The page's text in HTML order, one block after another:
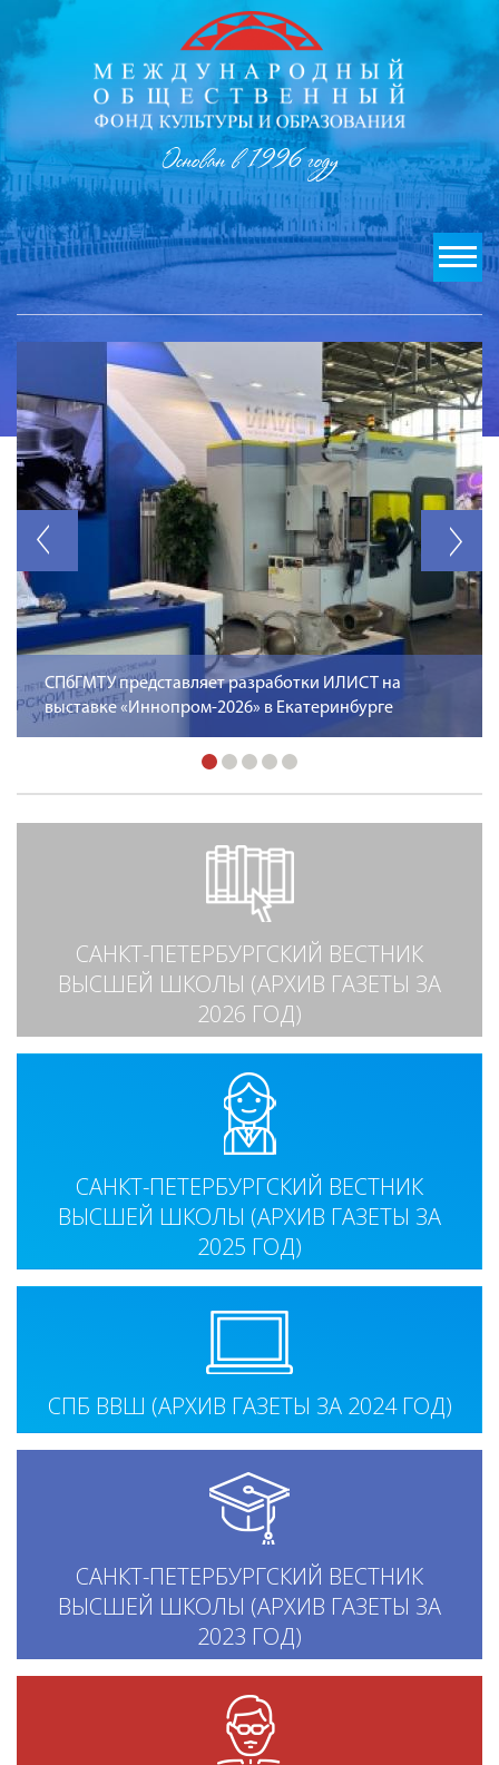
Основан в 1996 году
СПбГМТУ представляет разработки ИЛИСТ на
выставке «Иннопром-2026» в Екатеринбурге
САНКТ-ПЕТЕРБУРГСКИЙ ВЕСТНИК
ВЫСШЕЙ ШКОЛЫ (АРХИВ ГАЗЕТЫ ЗА
2026 ГОД)
САНКТ-ПЕТЕРБУРГСКИЙ ВЕСТНИК
ВЫСШЕЙ ШКОЛЫ (АРХИВ ГАЗЕТЫ ЗА
2025 ГОД)
СПБ ВВШ (АРХИВ ГАЗЕТЫ ЗА 2024 ГОД)
САНКТ-ПЕТЕРБУРГСКИЙ ВЕСТНИК
ВЫСШЕЙ ШКОЛЫ (АРХИВ ГАЗЕТЫ ЗА
2023 ГОД)